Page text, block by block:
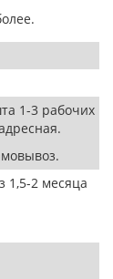
1-3 рабочих
1,5-2 месяца